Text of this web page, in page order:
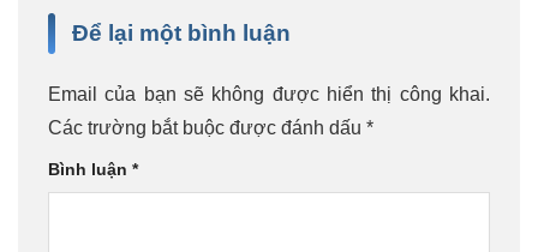
Để lại một bình luận
Email của bạn sẽ không được hiển thị công khai.
Các trường bắt buộc được đánh dấu *
Bình luận *